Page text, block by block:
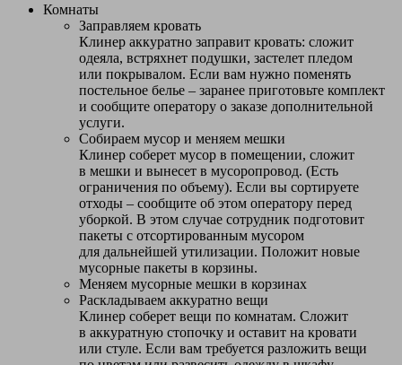
Комнаты
Заправляем кровать
Клинер аккуратно заправит кровать: сложит
одеяла, встряхнет подушки, застелет пледом
или покрывалом. Если вам нужно поменять
постельное белье – заранее приготовьте комплект
и сообщите оператору о заказе дополнительной
услуги.
Собираем мусор и меняем мешки
Клинер соберет мусор в помещении, сложит
в мешки и вынесет в мусоропровод. (Есть
ограничения по объему). Если вы сортируете
отходы – сообщите об этом оператору перед
уборкой. В этом случае сотрудник подготовит
пакеты с отсортированным мусором
для дальнейшей утилизации. Положит новые
мусорные пакеты в корзины.
Меняем мусорные мешки в корзинах
Раскладываем аккуратно вещи
Клинер соберет вещи по комнатам. Сложит
в аккуратную стопочку и оставит на кровати
или стуле. Если вам требуется разложить вещи